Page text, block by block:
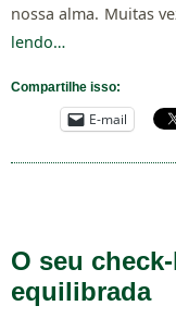
nossa alma. Muitas
lendo…
Compartilhe isso:
E-mail
O seu
equilibrada